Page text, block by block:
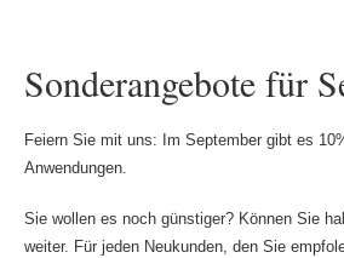
Sonderangebote für
Feiern Sie mit uns: Im September gibt es
Anwendungen.
Sie wollen es noch günstiger? Können Sie
weiter. Für jeden Neukunden, den Sie